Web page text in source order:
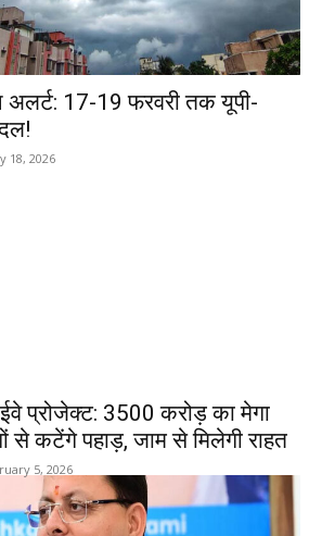
अलर्ट: 17-19 फरवरी तक यूपी-
18, 2026
प्रोजेक्ट: 3500 करोड़ का मेगा
से कटेंगे पहाड़, जाम से मिलेगी राहत
5, 2026